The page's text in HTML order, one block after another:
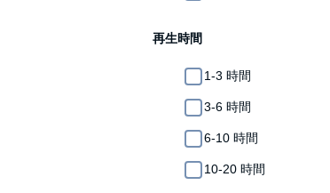
再生時間
1-3 時間
3-6 時間
6-10 時間
10-20 時間